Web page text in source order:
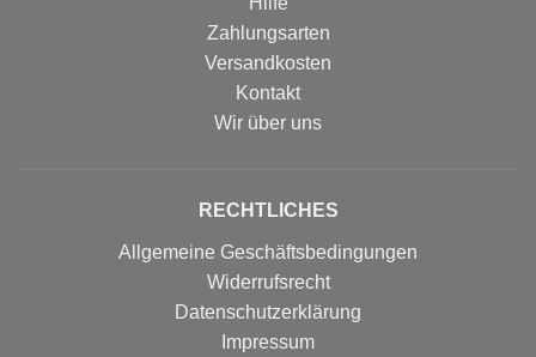
Zahlungsarten
Versandkosten
Kontakt
Wir über uns
RECHTLICHES
Allgemeine Geschäftsbedingungen
Widerrufsrecht
Datenschutzerklärung
Impressum